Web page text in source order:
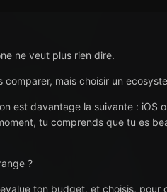
ne veut plus rien dire.
mais choisir un
est davantage la suivante : iOS
tu comprends que tu es
?
ton budget, et choisis, pour